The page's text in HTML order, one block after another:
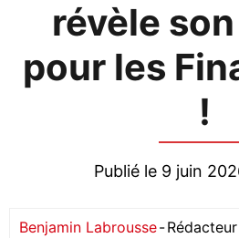
révèle
pour les
!
Publié le 9 juin
Benjamin Labrousse-Rédacteur